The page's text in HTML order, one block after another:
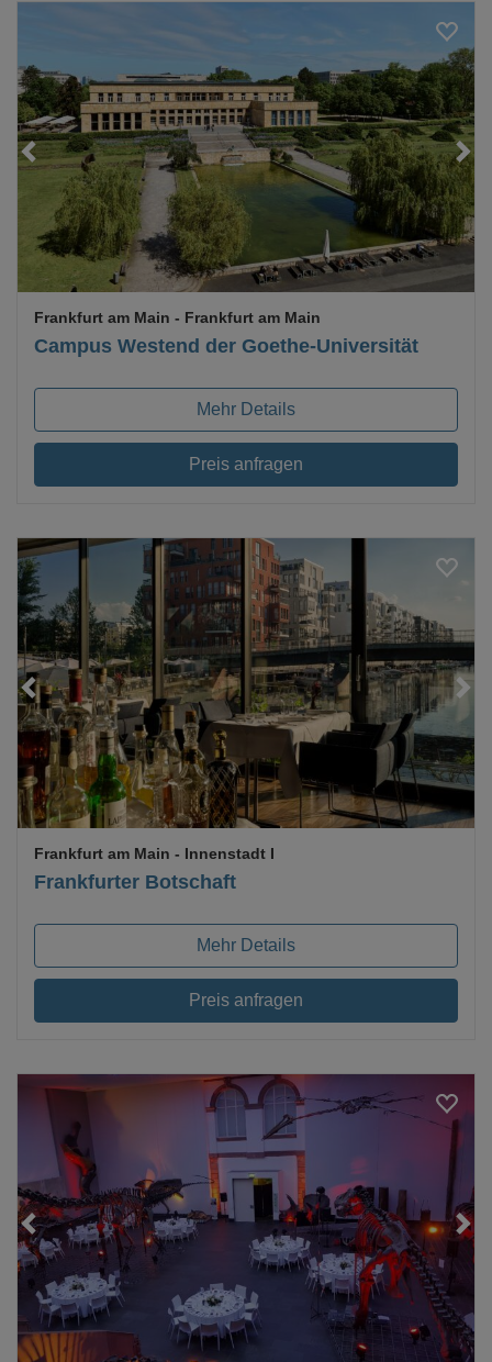
Campus Westend der Goethe-Universität
Frankfurt am Main - Frankfurt am Main
Mehr Details
Preis anfragen
Frankfurter Botschaft
Frankfurt am Main - Innenstadt I
Mehr Details
Preis anfragen